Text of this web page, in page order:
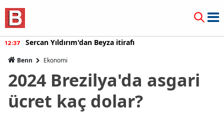
12:37 Sercan Yıldırım'dan Beyza itirafı
Benn Ekonomi
2024 Brezilya'da asgari
ücret kaç dolar?